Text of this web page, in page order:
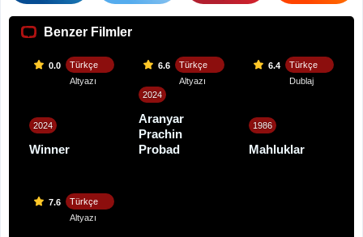
Benzer Filmler
0.0
Türkçe
Altyazı
2024
Winner
6.6
Türkçe
Altyazı
2024
Aranyar
Prachin
Probad
6.4
Türkçe
Dublaj
1986
Mahluklar
7.6
Türkçe
Altyazı